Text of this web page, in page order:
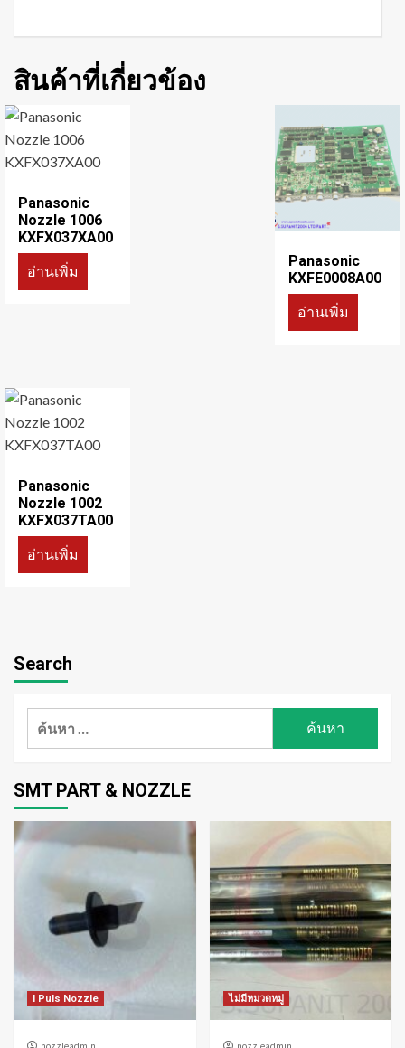
สินค้าที่เกี่ยวข้อง
Panasonic
Nozzle 1006
KXFX037XA00
อ่านเพิ่ม
Panasonic
KXFE0008A00
อ่านเพิ่ม
Panasonic
Nozzle 1002
KXFX037TA00
อ่านเพิ่ม
Search
ค้นหา
SMT PART & NOZZLE
I Puls Nozzle ไม่มีหมวดหมู่